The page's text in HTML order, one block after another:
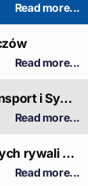
Read more...
Read more...
Mistrzostwa Polski: Kaczmarek Transport i Synowie Gehenny odkryli karty
Read more...
Mistrzostwa Polski: Znamy grupowych rywali Kaczmarek Transport i Synów Gehenny
Read more...